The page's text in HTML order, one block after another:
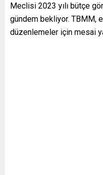
Meclisi 2023 yılı bütçe
gündem bekliyor. TBMM,
düzenlemeler için mesai